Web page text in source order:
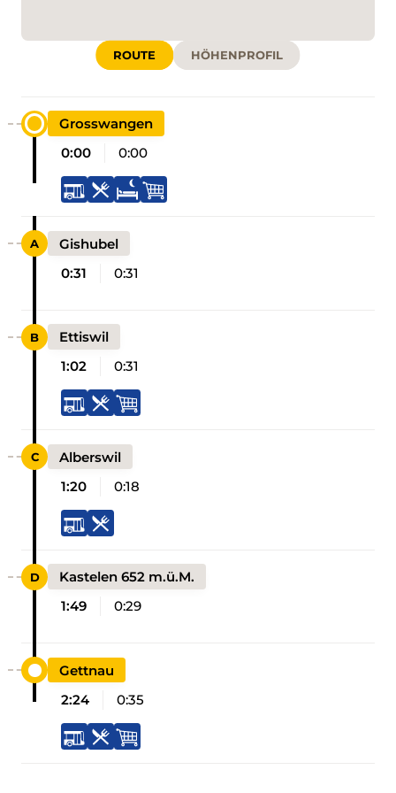
ROUTE HÖHENPROFIL
Grosswangen
0:00
0:00
Gishubel
0:31
0:31
Ettiswil
1:02
0:31
Alberswil
1:20
0:18
Kastelen 652 m.ü.M.
1:49
0:29
Gettnau
2:24
0:35